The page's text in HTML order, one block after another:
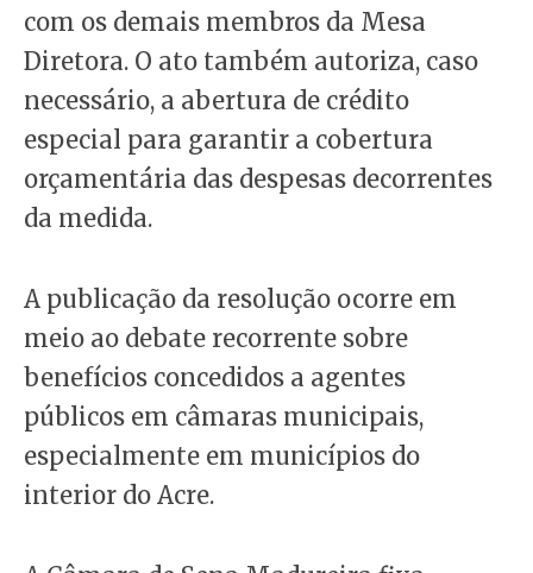
com os demais membros da Mesa
Diretora. O ato também autoriza, caso
necessário, a abertura de crédito
especial para garantir a cobertura
orçamentária das despesas decorrentes
da medida.
A publicação da resolução ocorre em
meio ao debate recorrente sobre
benefícios concedidos a agentes
públicos em câmaras municipais,
especialmente em municípios do
interior do Acre.